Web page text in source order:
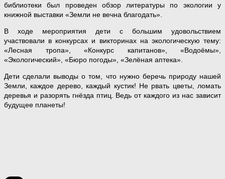
библиотеки был проведен обзор литературы по экологии у
книжной выставки «Земли не вечна благодать».
В ходе мероприятия дети с большим удовольствием
участвовали в конкурсах и викторинах на экологическую тему:
«Лесная тропа», «Конкурс капитанов», «Водоёмы»,
«Экологический», «Бюро погоды», «Зелёная аптека».
Дети сделали выводы о том, что нужно беречь природу нашей
Земли, каждое дерево, каждый кустик! Не рвать цветы, ломать
деревья и разорять гнёзда птиц. Ведь от каждого из нас зависит
будущее планеты!